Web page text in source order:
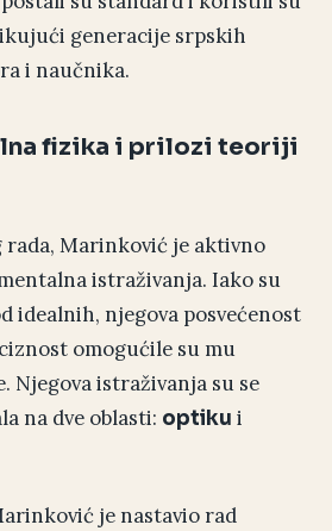
generacije srpskih
i naučnika.
fizika i prilozi teoriji
rada, Marinković je aktivno
istraživanja. Iako su
idealnih, njegova posvećenost
omogućile su mu
Njegova istraživanja su se
na dve oblasti: optiku i
je nastavio rad